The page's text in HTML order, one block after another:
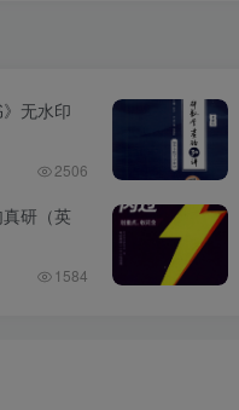
无水印
2506
研（英
1584